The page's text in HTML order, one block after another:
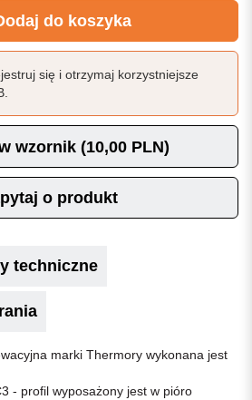
do koszyka
się i otrzymaj korzystniejsze
wzornik (10,00 PLN)
o produkt
techniczne
marki Thermory wykonana jest
- profil wyposażony jest w pióro